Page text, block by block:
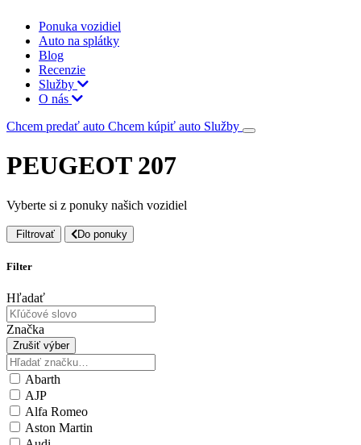
Ponuka vozidiel
Auto na splátky
Blog
Recenzie
Služby
O nás
Chcem predať auto Chcem kúpiť auto Služby
PEUGEOT 207
Vyberte si z ponuky našich vozidiel
Filtrovať Do ponuky
Filter
Hľadať
Značka
Zrušiť výber
Abarth
AJP
Alfa Romeo
Aston Martin